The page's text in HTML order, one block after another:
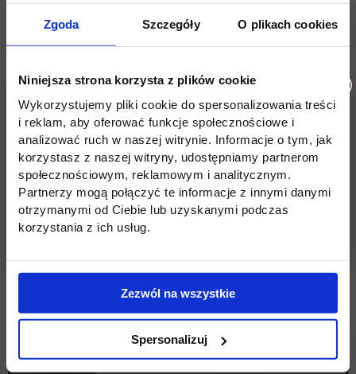
Zgoda Szczegóły O plikach cookies
Niniejsza strona korzysta z plików cookie
Wykorzystujemy pliki cookie do spersonalizowania treści
i reklam, aby oferować funkcje społecznościowe i
analizować ruch w naszej witrynie. Informacje o tym, jak
korzystasz z naszej witryny, udostępniamy partnerom
społecznościowym, reklamowym i analitycznym.
Partnerzy mogą połączyć te informacje z innymi danymi
otrzymanymi od Ciebie lub uzyskanymi podczas
korzystania z ich usług.
Zezwól na wszystkie
Spersonalizuj